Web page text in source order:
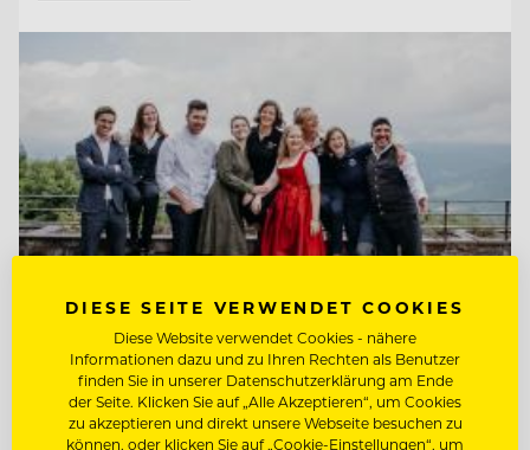
TOP ARBEITGEBER
Kempinski Hotel Berchtesgaden
DIESE SEITE VERWENDET COOKIES
Diese Website verwendet Cookies - nähere
Informationen dazu und zu Ihren Rechten als Benutzer
finden Sie in unserer Datenschutzerklärung am Ende
der Seite. Klicken Sie auf „Alle Akzeptieren“, um Cookies
zu akzeptieren und direkt unsere Webseite besuchen zu
können, oder klicken Sie auf „Cookie-Einstellungen“, um